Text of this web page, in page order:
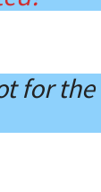
for the